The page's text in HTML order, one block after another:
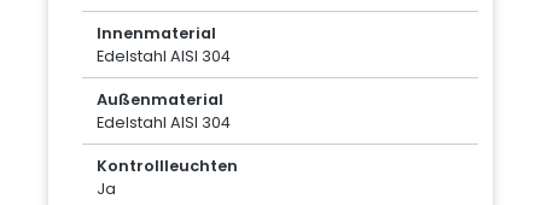
Innenmaterial
Edelstahl AISI 304
Außenmaterial
Edelstahl AISI 304
Kontrollleuchten
Ja